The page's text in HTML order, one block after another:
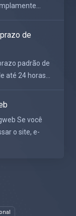
de
padrão de
até 24 horas...
Se você
o site, e-